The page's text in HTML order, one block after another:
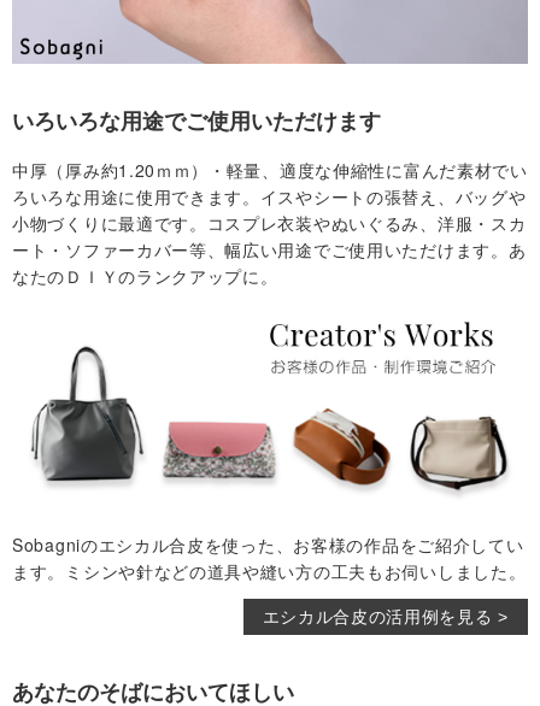
いろいろな用途でご使用いただけます
中厚（厚み約1.20ｍｍ）・軽量、適度な伸縮性に富んだ素材でい
ろいろな用途に使用できます。イスやシートの張替え、バッグや
小物づくりに最適です。コスプレ衣装やぬいぐるみ、洋服・スカ
ート・ソファーカバー等、幅広い用途でご使用いただけます。あ
なたのＤＩＹのランクアップに。
Sobagniのエシカル合皮を使った、お客様の作品をご紹介してい
ます。ミシンや針などの道具や縫い方の工夫もお伺いしました。
エシカル合皮の活用例を見る >
あなたのそばにおいてほしい